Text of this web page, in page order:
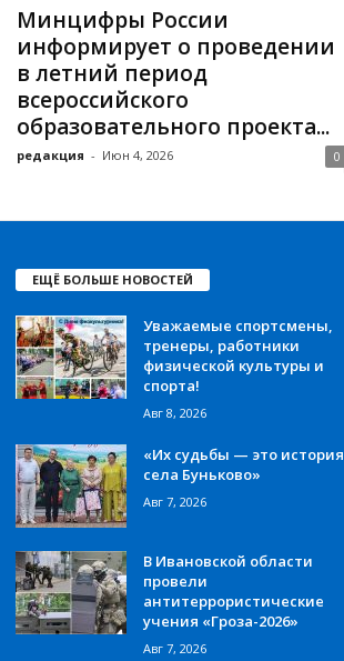
Минцифры России
информирует о проведении
в летний период
всероссийского
образовательного проекта...
редакция - Июн 4, 2026 0
ЕЩЁ БОЛЬШЕ НОВОСТЕЙ
Уважаемые спортсмены,
тренеры, работники
физической культуры и
спорта!
Авг 8, 2026
«Их судьбы — это история
села Буньково»
Авг 7, 2026
В Ивановской области
провели
антитеррористические
учения «Гроза-2026»
Авг 7, 2026